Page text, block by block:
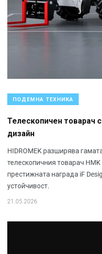
ПОДЕМНА ТЕХНИКА
Телескопичен товарач
дизайн
HIDROMEK разширява
телескопичния товарач
престижната награда iF
устойчивост.
21.05.2026